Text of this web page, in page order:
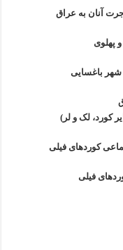
آنان به عراق
پهلوی
شهر باغسایی
کورد، لک و لر)
کوردهای فیلی
فیلی